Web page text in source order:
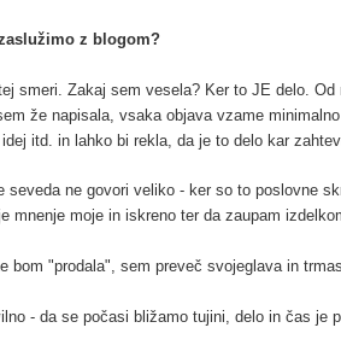
z blogom?
smeri. Zakaj sem vesela? Ker to JE delo. Od
že napisala, vsaka objava vzame
itd. in lahko bi rekla, da je to delo kar
seveda ne govori veliko - ker so to poslovne
mnenje moje in iskreno ter da zaupam
bom "prodala", sem preveč svojeglava in
- da se počasi bližamo tujini, delo in čas je